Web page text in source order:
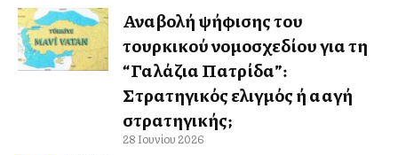
Αναβολή ψήφισης του
τουρκικού νομοσχεδίου για τη
“Γαλάζια Πατρίδα”:
Στρατηγικός ελιγμός ή αλλαγή
στρατηγικής;
28 Ιουνίου 2026